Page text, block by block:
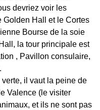
devriez voir les
Golden Hall et le Cortes
Bourse de la soie
la tour principale est
, Pavillon consulaire,
il vaut la peine de
Valence (le visiter
et ils ne sont pas